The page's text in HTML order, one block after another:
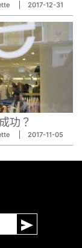
2017-12-31
功？
2017-11-05